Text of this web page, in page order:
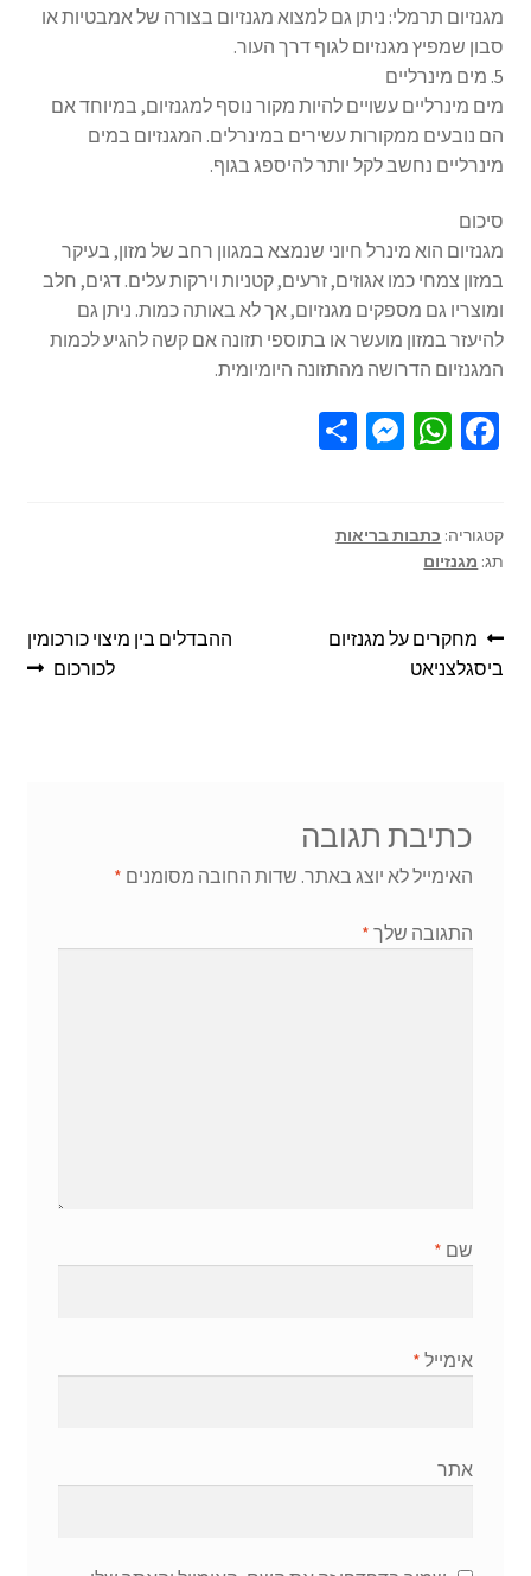
מגנזיום תרמלי: ניתן גם למצוא מגנזיום בצורה של אמבטיות או
סבון שמפיץ מגנזיום לגוף דרך העור.
5. מים מינרליים
מים מינרליים עשויים להיות מקור נוסף למגנזיום, במיוחד אם
הם נובעים ממקורות עשירים במינרלים. המגנזיום במים
מינרליים נחשב לקל יותר להיספג בגוף.
סיכום
מגנזיום הוא מינרל חיוני שנמצא במגוון רחב של מזון, בעיקר
במזון צמחי כמו אגוזים, זרעים, קטניות וירקות עלים. דגים, חלב
ומוצריו גם מספקים מגנזיום, אך לא באותה כמות. ניתן גם
להיעזר במזון מועשר או בתוספי תזונה אם קשה להגיע לכמות
המגנזיום הדרושה מהתזונה היומיומית.
Fa
o
o
k
W
sA
p
M
n
r
S
קטגוריה: כתבות בריאות
תג: מגנזיום
מחקרים על מגנזיום
ביסגלצניאט
ההבדלים בין מיצוי כורכומין
לכורכום
כתיבת תגובה
האימייל לא יוצג באתר. שדות החובה מסומנים *
התגובה שלך *
שם *
אימייל *
אתר